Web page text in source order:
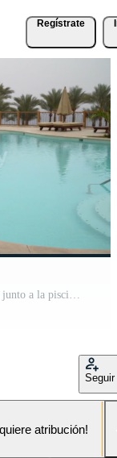
Regístrate
Hermosa mujer joven sentada en las tumbonas junto a la piscina del hotel Vídeo Pro
Seguir
atribución!